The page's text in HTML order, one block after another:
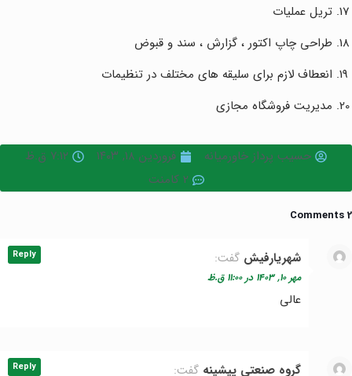
تریل عملیات
طراحی چاپ اکتور ، گزارش ، سند و قبوض
انعطاف لازم برای سلیقه های مختلف در تنظیمات
مدیریت فروشگاه مجازی
حسیب پرداز خاورمیانه فروردین ۱۸, ۱۴۰۳
۷:۱۲ ق.ظ
2 کامنت
2 Comments
شهریارفیش گفت:
مهر ۱۰, ۱۴۰۳ در ۱۱:۰۰ ق.ظ
عالی
Reply
گروه صنعتی پیشینه گفت: Reply